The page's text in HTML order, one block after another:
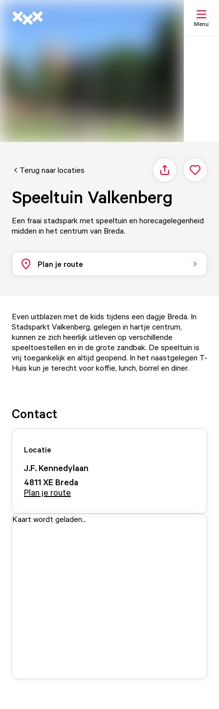
Menu
Terug naar locaties Delen
Speeltuin Valkenberg
Een fraai stadspark met speeltuin en horecagelegenheid
midden in het centrum van Breda.
Plan je route
Even uitblazen met de kids tijdens een dagje Breda. In
Stadsparkt Valkenberg, gelegen in hartje centrum,
kunnen ze zich heerlijk uitleven op verschillende
speeltoestellen en in de grote zandbak. De speeltuin is
vrij toegankelijk en altijd geopend. In het naastgelegen T-
Huis kun je terecht voor koffie, lunch, borrel en diner.
Contact
Locatie
J.F. Kennedylaan
4811 XE Breda
Plan je route
Kaart wordt geladen...